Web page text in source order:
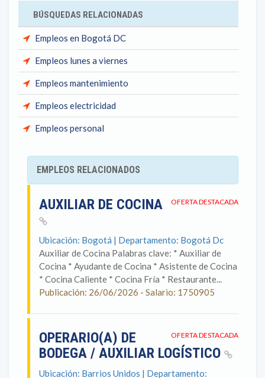
BÚSQUEDAS RELACIONADAS
Empleos en Bogotá DC
Empleos lunes a viernes
Empleos mantenimiento
Empleos electricidad
Empleos personal
EMPLEOS RELACIONADOS
OFERTA DESTACADA
AUXILIAR DE COCINA
Ubicación: Bogotá | Departamento: Bogotá Dc
Auxiliar de Cocina Palabras clave: * Auxiliar de
Cocina * Ayudante de Cocina * Asistente de Cocina
* Cocina Caliente * Cocina Fría * Restaurante...
Publicación: 26/06/2026 - Salario: 1750905
OFERTA DESTACADA
OPERARIO(A) DE
BODEGA / AUXILIAR LOGÍSTICO
Ubicación: Barrios Unidos | Departamento: